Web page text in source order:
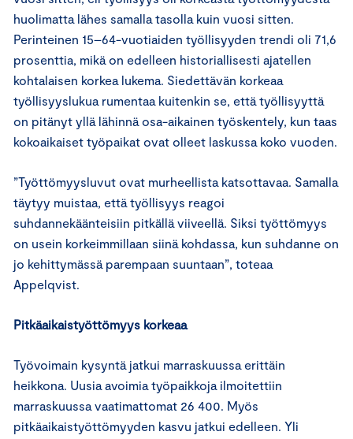
huolimatta lähes samalla tasolla kuin vuosi sitten.
Perinteinen 15–64-vuotiaiden työllisyyden trendi oli 71,6
prosenttia, mikä on edelleen historiallisesti ajatellen
kohtalaisen korkea lukema. Siedettävän korkeaa
työllisyyslukua rumentaa kuitenkin se, että työllisyyttä
on pitänyt yllä lähinnä osa-aikainen työskentely, kun taas
kokoaikaiset työpaikat ovat olleet laskussa koko vuoden.
”Työttömyysluvut ovat murheellista katsottavaa. Samalla
täytyy muistaa, että työllisyys reagoi
suhdannekäänteisiin pitkällä viiveellä. Siksi työttömyys
on usein korkeimmillaan siinä kohdassa, kun suhdanne on
jo kehittymässä parempaan suuntaan”, toteaa
Appelqvist.
Pitkäaikaistyöttömyys korkeaa
Työvoimain kysyntä jatkui marraskuussa erittäin
heikkona. Uusia avoimia työpaikkoja ilmoitettiin
marraskuussa vaatimattomat 26 400. Myös
pitkäaikaistyöttömyyden kasvu jatkui edelleen. Yli